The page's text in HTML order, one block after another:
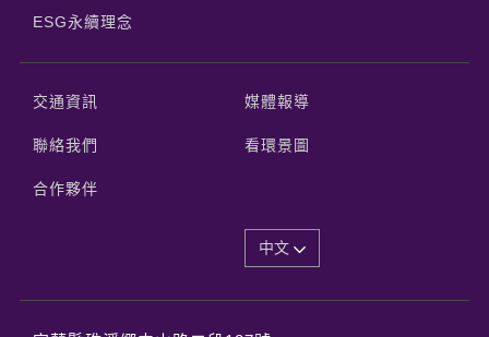
ESG永續理念
交通資訊 媒體報導
聯絡我們 看環景圖
合作夥伴
中文